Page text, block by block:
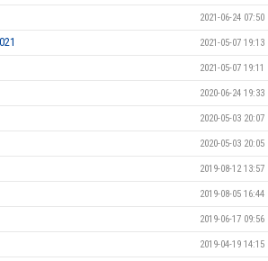
2021-06-24 07:50
2021-05-07 19:13
2021-05-07 19:11
2020-06-24 19:33
2020-05-03 20:07
2020-05-03 20:05
2019-08-12 13:57
2019-08-05 16:44
2019-06-17 09:56
2019-04-19 14:15